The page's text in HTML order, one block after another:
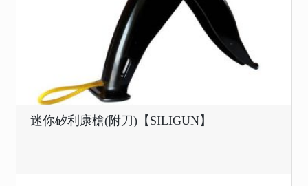
迷你矽利康槍(附刀)【SILIGUN】